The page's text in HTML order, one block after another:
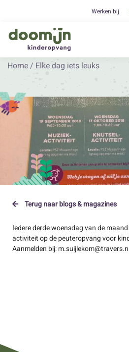
Werken bij
Home / Elke dag iets leuks
Terug naar blogs & magazines
Iedere derde woensdag van de
activiteit op de peuteropvang voor
Aanmelden bij: